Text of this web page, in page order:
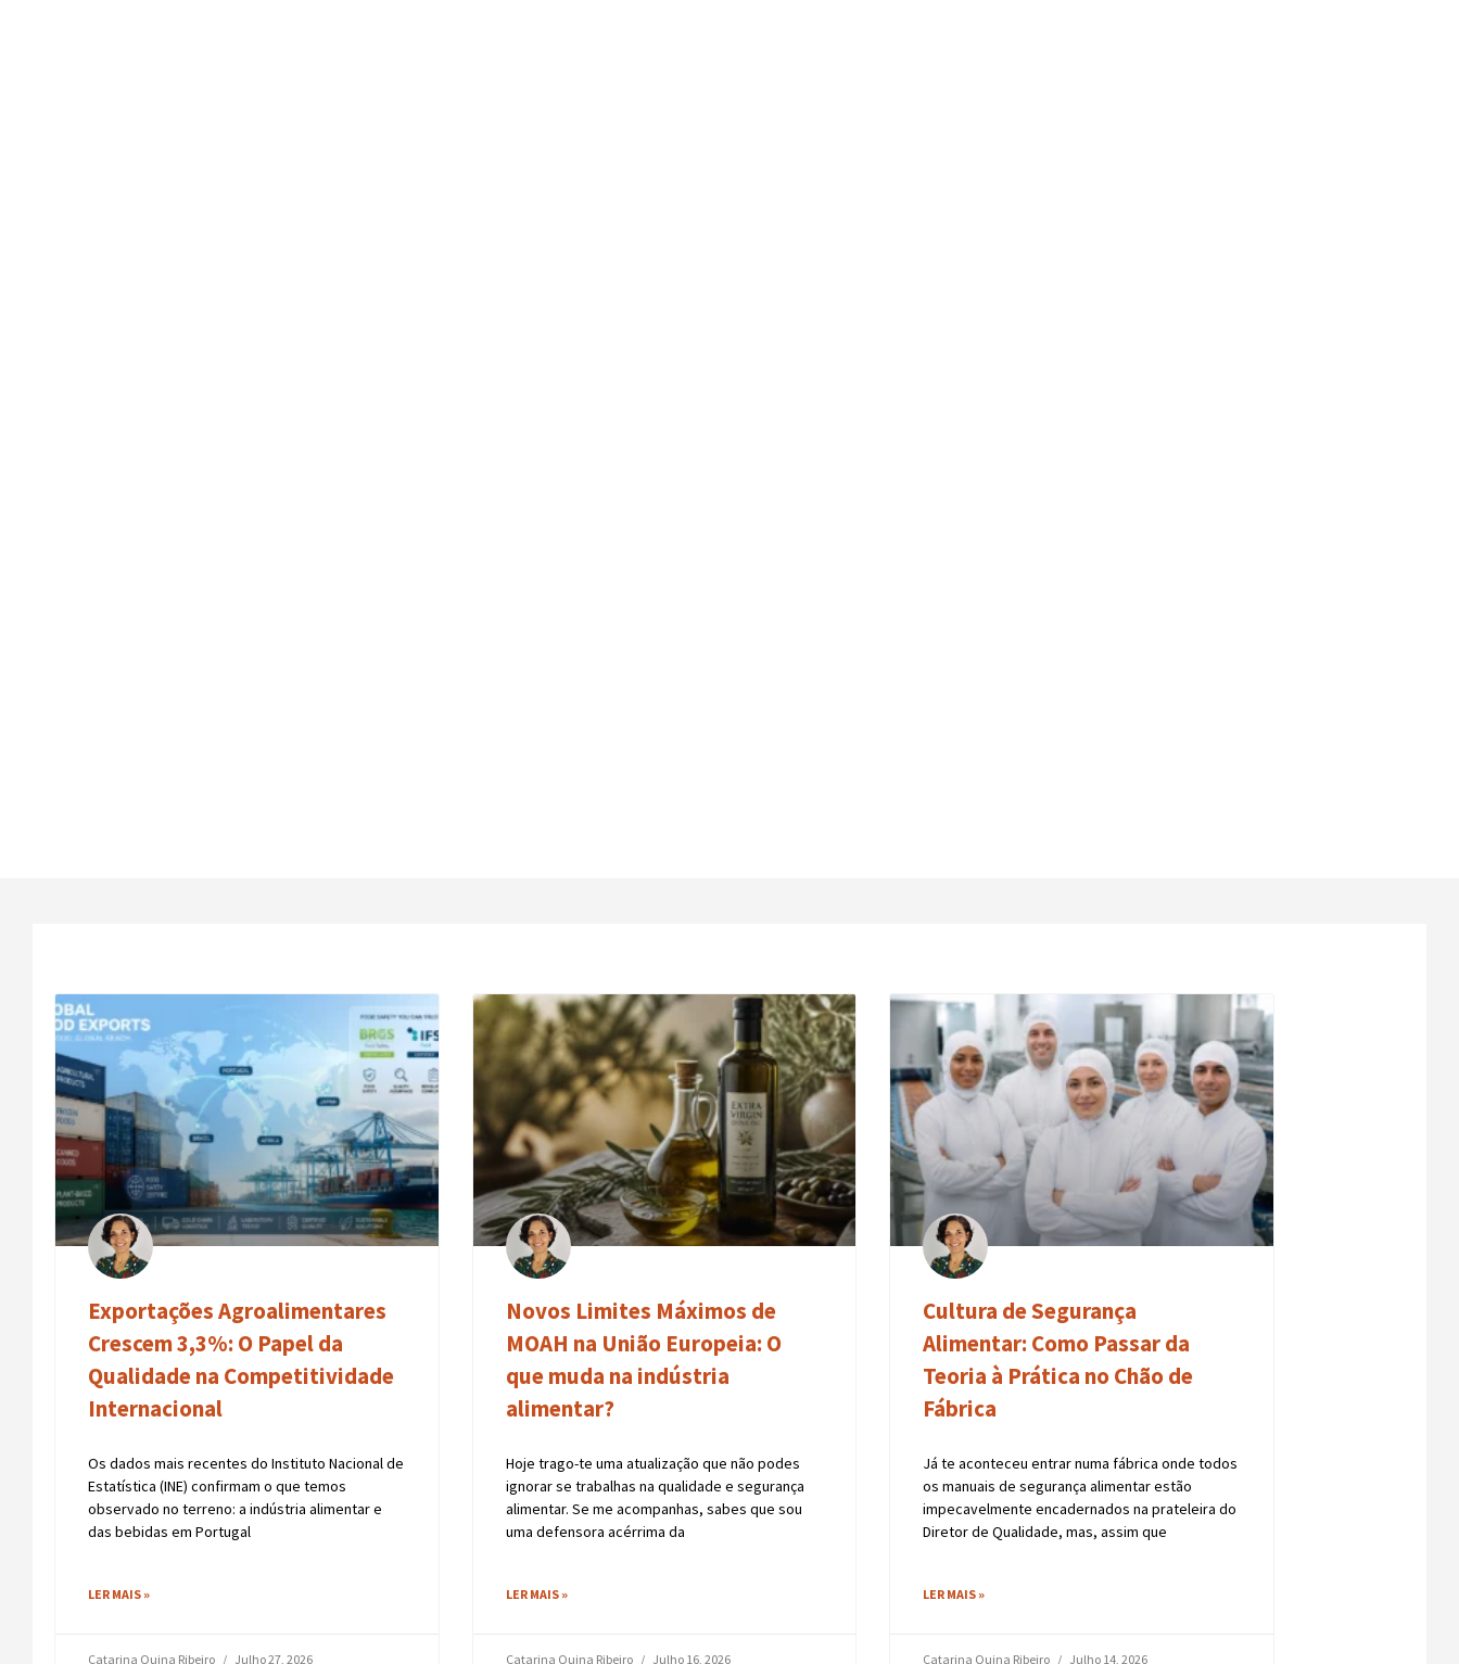
Exportações Agroalimentares
Crescem 3,3%: O Papel da
Qualidade na Competitividade
Internacional
Os dados mais recentes do Instituto Nacional de
Estatística (INE) confirmam o que temos
observado no terreno: a indústria alimentar e
das bebidas em Portugal
LER MAIS »
Catarina Quina Ribeiro Julho 27, 2026
Novos Limites Máximos de
MOAH na União Europeia: O
que muda na indústria
alimentar?
Hoje trago-te uma atualização que não podes
ignorar se trabalhas na qualidade e segurança
alimentar. Se me acompanhas, sabes que sou
uma defensora acérrima da
LER MAIS »
Catarina Quina Ribeiro Julho 16, 2026
Cultura de Segurança
Alimentar: Como Passar da
Teoria à Prática no Chão de
Fábrica
Já te aconteceu entrar numa fábrica onde todos
os manuais de segurança alimentar estão
impecavelmente encadernados na prateleira do
Diretor de Qualidade, mas, assim que
LER MAIS »
Catarina Quina Ribeiro Julho 14, 2026